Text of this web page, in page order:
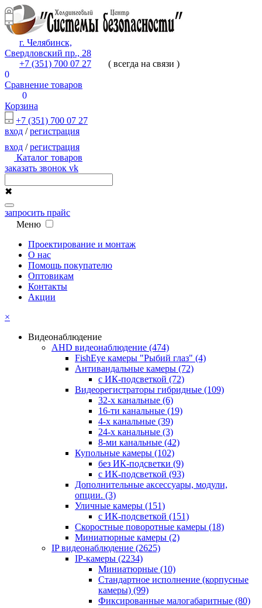
г. Челябинск,
Свердловский пр., 28
+7 (351) 700 07 27
( всегда на связи )
0
Сравнение товаров
0
Корзина
+7 (351) 700 07 27
вход /регистрация
вход /регистрация
Каталог товаров
заказать звонок vk
✖
запросить прайс
Меню
Проектирование и монтаж
О нас
Помощь покупателю
Оптовикам
Контакты
Акции
×
Видеонаблюдение
AHD видеонаблюдение (474)
FishEye камеры "Рыбий глаз" (4)
Антивандальные камеры (72)
с ИК-подсветкой (72)
Видеорегистраторы гибридные (109)
32-х канальные (6)
16-ти канальные (19)
4-х канальные (39)
24-х канальные (3)
8-ми канальные (42)
Купольные камеры (102)
без ИК-подсветки (9)
с ИК-подсветкой (93)
Дополнительные аксессуары, модули,
опции. (3)
Уличные камеры (151)
с ИК-подсветкой (151)
Скоростные поворотные камеры (18)
Миниатюрные камеры (2)
IP видеонаблюдение (2625)
IP-камеры (2234)
Миниатюрные (10)
Стандартное исполнение (корпусные
камеры) (99)
Фиксированные малогабаритные (80)